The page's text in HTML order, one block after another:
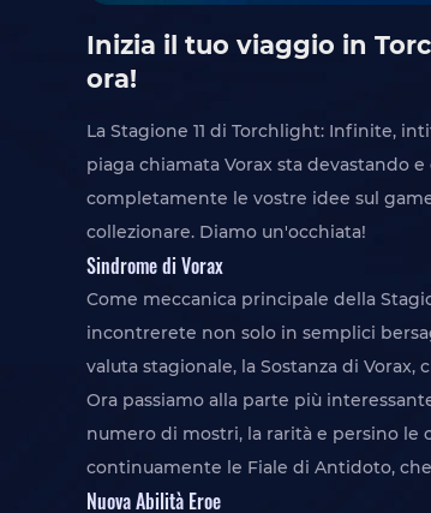
Inizia il tuo viaggio in
ora!
La Stagione 11 di Torchlight: Infinite,
piaga chiamata Vorax sta devastando
completamente le vostre idee sul
collezionare. Diamo un'occhiata!
Sindrome di Vorax
Come meccanica principale della
incontrerete non solo in semplici
valuta stagionale, la Sostanza di
Ora passiamo alla parte più
numero di mostri, la rarità e persino le
continuamente le Fiale di Antidoto,
Nuova Abilità Eroe